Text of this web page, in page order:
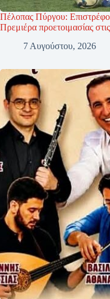
Πέλοπας Πύργου:
Πρεμιέρα προετοιμασίας
7 Αυγούστου, 2026